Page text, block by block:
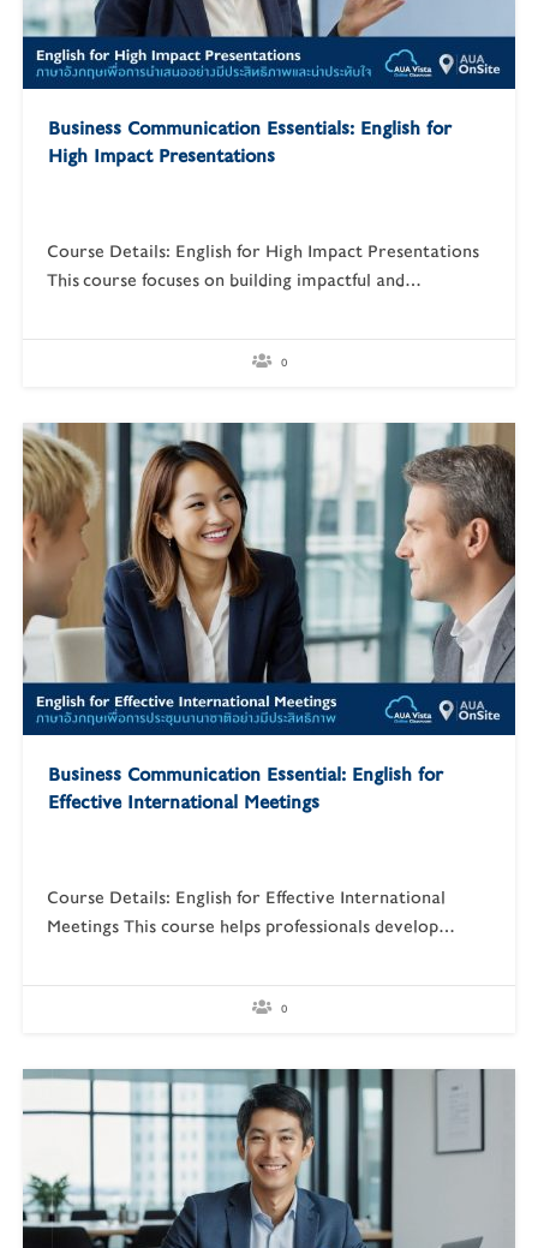
Business Communication Essentials: English for
High Impact Presentations
Course Details: English for High Impact Presentations
This course focuses on building impactful and
will practice structuring presentations, engaging
audiences, using visuals effectively, and delivering with
presentations with clear openings, main sections, and
conclusions Use storytelling, questions, and facts to
engage…
0
Business Communication Essential: English for
Effective International Meetings
Course Details: English for Effective International
Meetings This course helps professionals develop
international meetings. Learners will gain confidence
in expressing opinions, negotiating decisions, and
Objectives Express opinions and make collaborative
decisions in English Chair meetings and manage
discussions…
0